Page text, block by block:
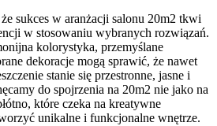
sukces w aranżacji salonu 20m2 tkwi
w stosowaniu wybranych rozwiązań.
kolorystyka, przemyślane
dekoracje mogą sprawić, że nawet
stanie się przestronne, jasne i
do spojrzenia na 20m2 nie jako na
które czeka na kreatywne
unikalne i funkcjonalne wnętrze.